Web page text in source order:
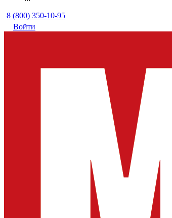
8 (800) 350-10-95
Войти